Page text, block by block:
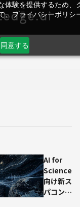
体験を提供するため、
、プライバシーポリシ
同意する
AI for
Science
向け新ス
パコン、